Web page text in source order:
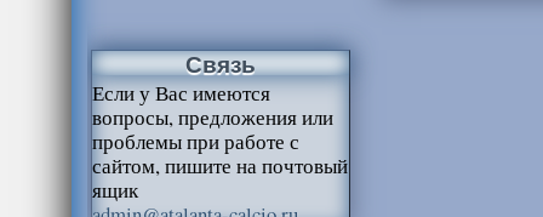
Связь
Если у Вас имеются
вопросы, предложения или
проблемы при работе с
сайтом, пишите на почтовый
ящик